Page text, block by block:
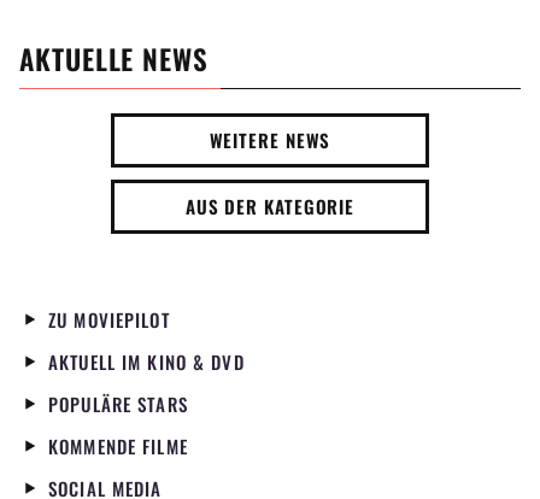
AKTUELLE NEWS
WEITERE NEWS
AUS DER KATEGORIE
ZU MOVIEPILOT
AKTUELL IM KINO & DVD
POPULÄRE STARS
KOMMENDE FILME
SOCIAL MEDIA